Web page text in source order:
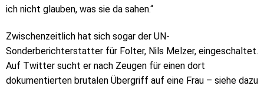
ich nicht glauben, was sie da sahen.“
Zwischenzeitlich hat sich sogar der UN-
Sonderberichterstatter für Folter, Nils Melzer, eingeschaltet.
Auf Twitter sucht er nach Zeugen für einen dort
dokumentierten brutalen Übergriff auf eine Frau – siehe dazu